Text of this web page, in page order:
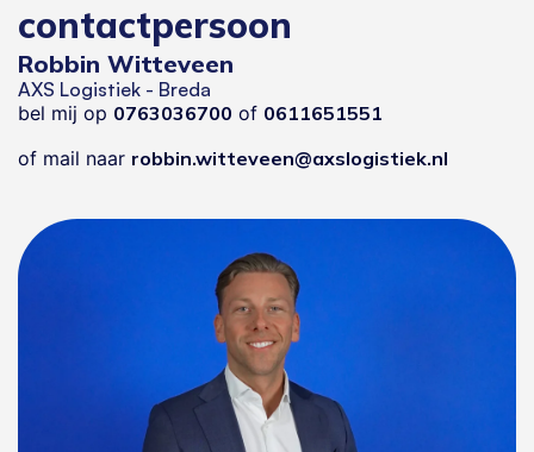
contactpersoon
Robbin Witteveen
AXS Logistiek - Breda
bel mij op 0763036700 of 0611651551
of mail naar robbin.witteveen@axslogistiek.nl